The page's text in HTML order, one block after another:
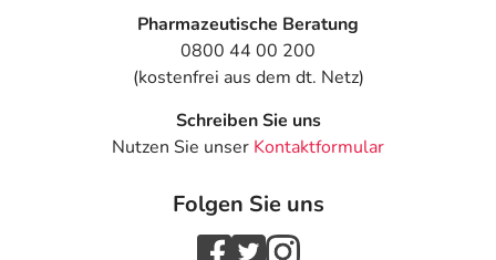
Pharmazeutische Beratung
0800 44 00 200
(kostenfrei aus dem dt. Netz)
Schreiben Sie uns
Nutzen Sie unser Kontaktformular
Folgen Sie uns